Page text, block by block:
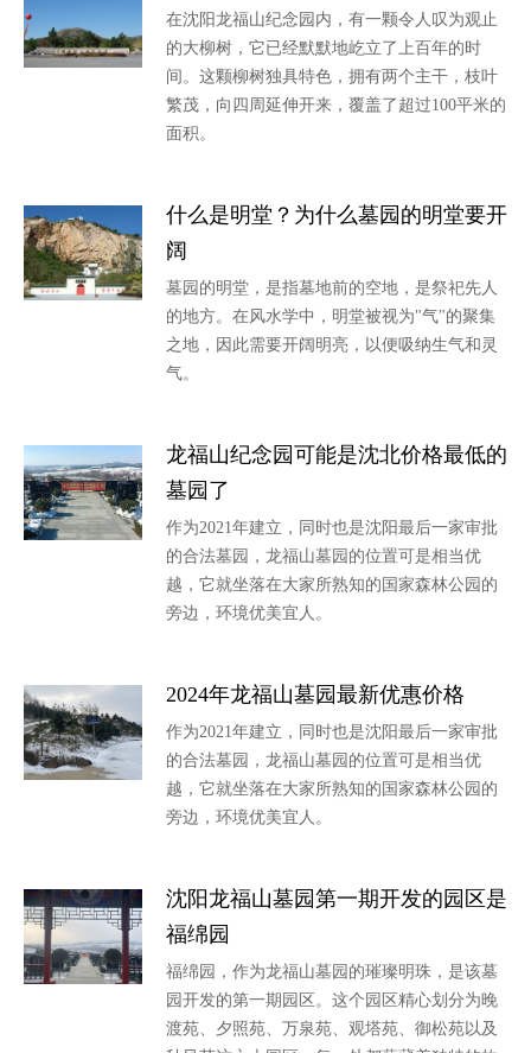
在沈阳龙福山纪念园内，有一颗令人叹为观止
的大柳树，它已经默默地屹立了上百年的时
间。这颗柳树独具特色，拥有两个主干，枝叶
繁茂，向四周延伸开来，覆盖了超过100平米的
面积。
什么是明堂？为什么墓园的明堂要开
阔
墓园的明堂，是指墓地前的空地，是祭祀先人
的地方。在风水学中，明堂被视为"气"的聚集
之地，因此需要开阔明亮，以便吸纳生气和灵
气。
龙福山纪念园可能是沈北价格最低的
墓园了
作为2021年建立，同时也是沈阳最后一家审批
的合法墓园，龙福山墓园的位置可是相当优
越，它就坐落在大家所熟知的国家森林公园的
旁边，环境优美宜人。
2024年龙福山墓园最新优惠价格
作为2021年建立，同时也是沈阳最后一家审批
的合法墓园，龙福山墓园的位置可是相当优
越，它就坐落在大家所熟知的国家森林公园的
旁边，环境优美宜人。
沈阳龙福山墓园第一期开发的园区是
福绵园
福绵园，作为龙福山墓园的璀璨明珠，是该墓
园开发的第一期园区。这个园区精心划分为晚
渡苑、夕照苑、万泉苑、观塔苑、御松苑以及